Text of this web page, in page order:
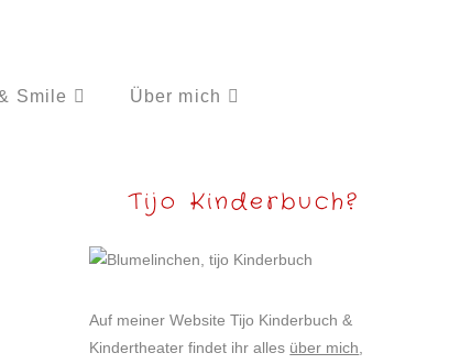
Smile Über mich
Tijo Kinderbuch?
Auf meiner Website Tijo Kinderbuch &
Kindertheater findet ihr alles über mich